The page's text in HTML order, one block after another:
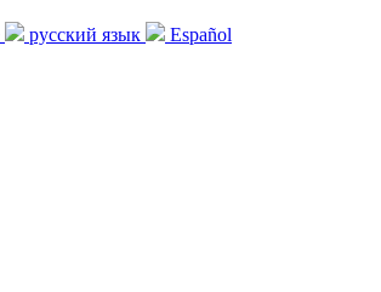
русский язык Español